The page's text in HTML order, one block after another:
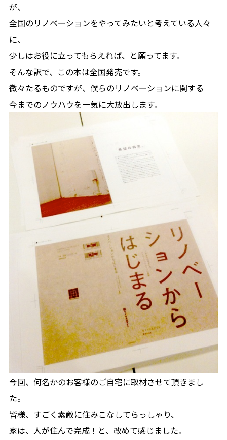
が、
全国のリノベーションをやってみたいと考えている人々
に、
少しはお役に立ってもらえれば、と願ってます。
そんな訳で、この本は全国発売です。
微々たるものですが、僕らのリノベーションに関する
今までのノウハウを一気に大放出します。
今回、何名かのお客様のご自宅に取材させて頂きまし
た。
皆様、すごく素敵に住みこなしてらっしゃり、
家は、人が住んで完成！と、改めて感じました。